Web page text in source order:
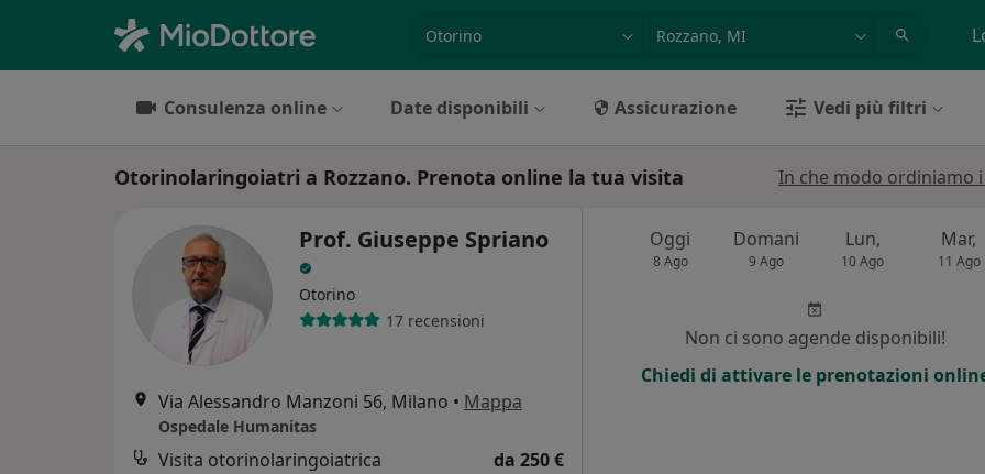
Consulenza online Date disponibili Assicurazione Vedi più filtri
Otorinolaringoiatri a Rozzano. Prenota online la tua visita In che modo ordiniamo
Prof. Giuseppe Spriano
Otorino
17 recensioni
Via Alessandro Manzoni 56, Milano • Mappa
Ospedale Humanitas
Visita otorinolaringoiatrica da 250 €
Oggi
8 Ago
Domani
9 Ago
Lun,
10 Ago
Mar,
11 Ago
Non ci sono agende disponibili!
Chiedi di attivare le prenotazioni